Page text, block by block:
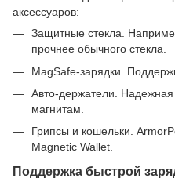
аксессуаров:
Защитные стекла.
прочнее обычного стекла.
MagSafe-зарядки.
Авто-держатели.
магнитам.
Грипсы и кошельки.
Magnetic Wallet.
Поддержка быстрой